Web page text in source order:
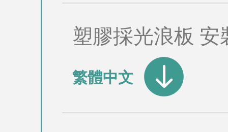
塑膠採光浪板 安
繁體中文